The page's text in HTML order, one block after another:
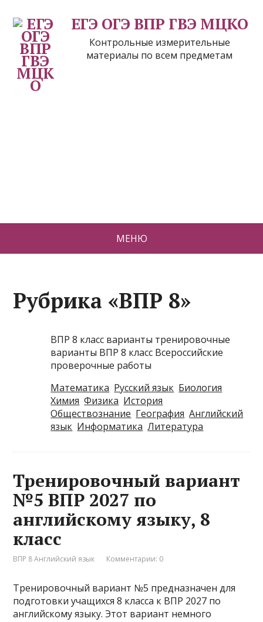
ЕГЭ ОГЭ ВПР ГВЭ МЦКО
Контрольные измерительные
материалы по всем предметам
МЕНЮ
Рубрика «ВПР 8»
ВПР 8 класс варианты тренировочные
варианты ВПР 8 класс Всероссийские
проверочные работы
Математика Русский язык Биология
Химия Физика История
Обществознание География Английский
язык Информатика Литература
Тренировочный вариант
№5 ВПР 2027 по
английскому языку, 8
класс
ВПР 8 Английский язык Комментарии: 0
Тренировочный вариант №5 предназначен для
подготовки учащихся 8 класса к ВПР 2027 по
английскому языку. Этот вариант немного